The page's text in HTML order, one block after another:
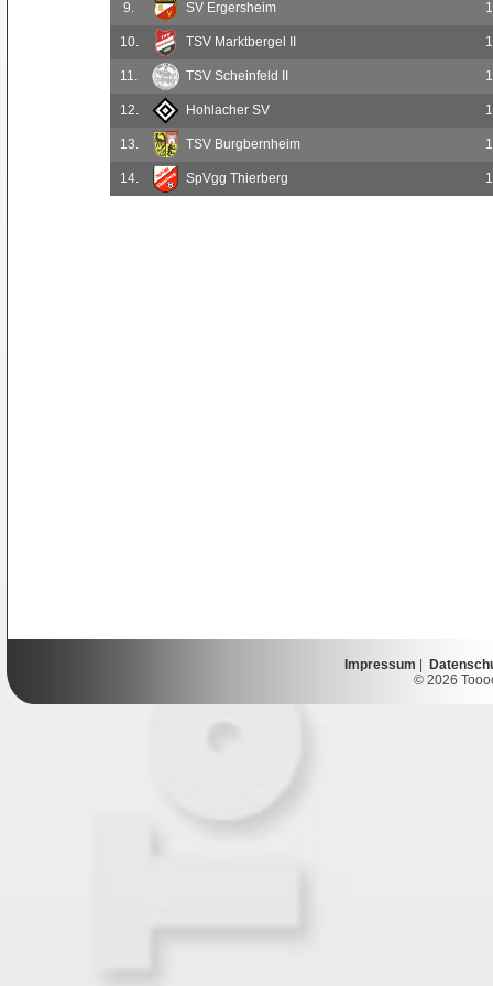
9. SV Ergersheim 1
10. TSV Marktbergel II 1
11. TSV Scheinfeld II 1
12. Hohlacher SV 1
13. TSV Burgbernheim 1
14. SpVgg Thierberg 1
Impressum
© 2026